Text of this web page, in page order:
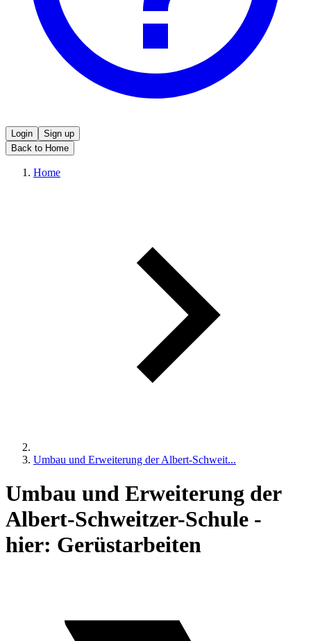
Login
Sign up
Back to Home
Home
Umbau und Erweiterung der Albert-Schweit...
Umbau und Erweiterung der
Albert-Schweitzer-Schule -
hier: Gerüstarbeiten